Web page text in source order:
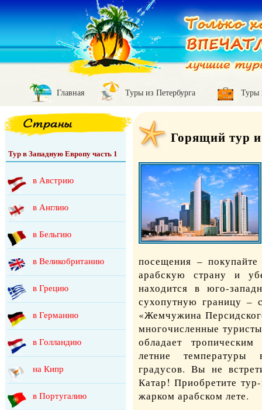
Главная Туры из Петербурга Туры
Тур в Западную Европу часть 1
в Австрию
в Англию
в Бельгию
в Великобританию
в Грецию
в Германию
в Голландию
на Кипр
в Португалию
Горящий тур
посещения –
арабскую страну и
находится в юго-
сухопутную границу –
«Жемчужина
многочисленные
обладает
летние температуры
градусов. Вы не
Катар! Приобретите
жарком арабском лете.